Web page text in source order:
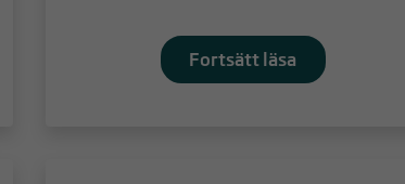
Fortsätt läsa